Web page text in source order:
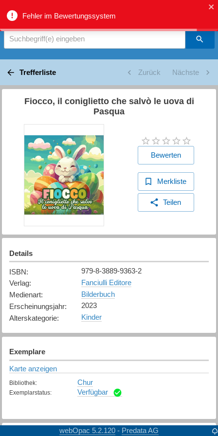
Fehler im Bewertungssystem
biblio.gr - Suche
Suchbegriff(e) eingeben
Trefferliste Zurück Nächste
Fiocco, il coniglietto che salvò le uova di
Pasqua
Bewerten
Merkliste
Teilen
Details
ISBN:
979-8-3889-9363-2
Verlag:
Fanciulli Editore
Medienart:
Bilderbuch
Erscheinungsjahr:
2023
Alterskategorie: Kinder
Exemplare
Karte anzeigen
Bibliothek: Chur
Exemplarstatus: Verfügbar
webOpac 5.2.120 - Predata AG